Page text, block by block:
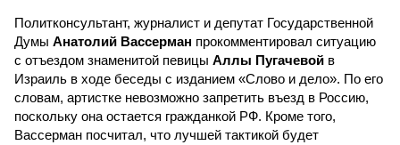
Политконсультант, журналист и депутат Государственной
Думы Анатолий Вассерман прокомментировал ситуацию
с отъездом знаменитой певицы Аллы Пугачевой в
Израиль в ходе беседы с изданием «Слово и дело». По его
словам, артистке невозможно запретить въезд в Россию,
поскольку она остается гражданкой РФ. Кроме того,
Вассерман посчитал, что лучшей тактикой будет